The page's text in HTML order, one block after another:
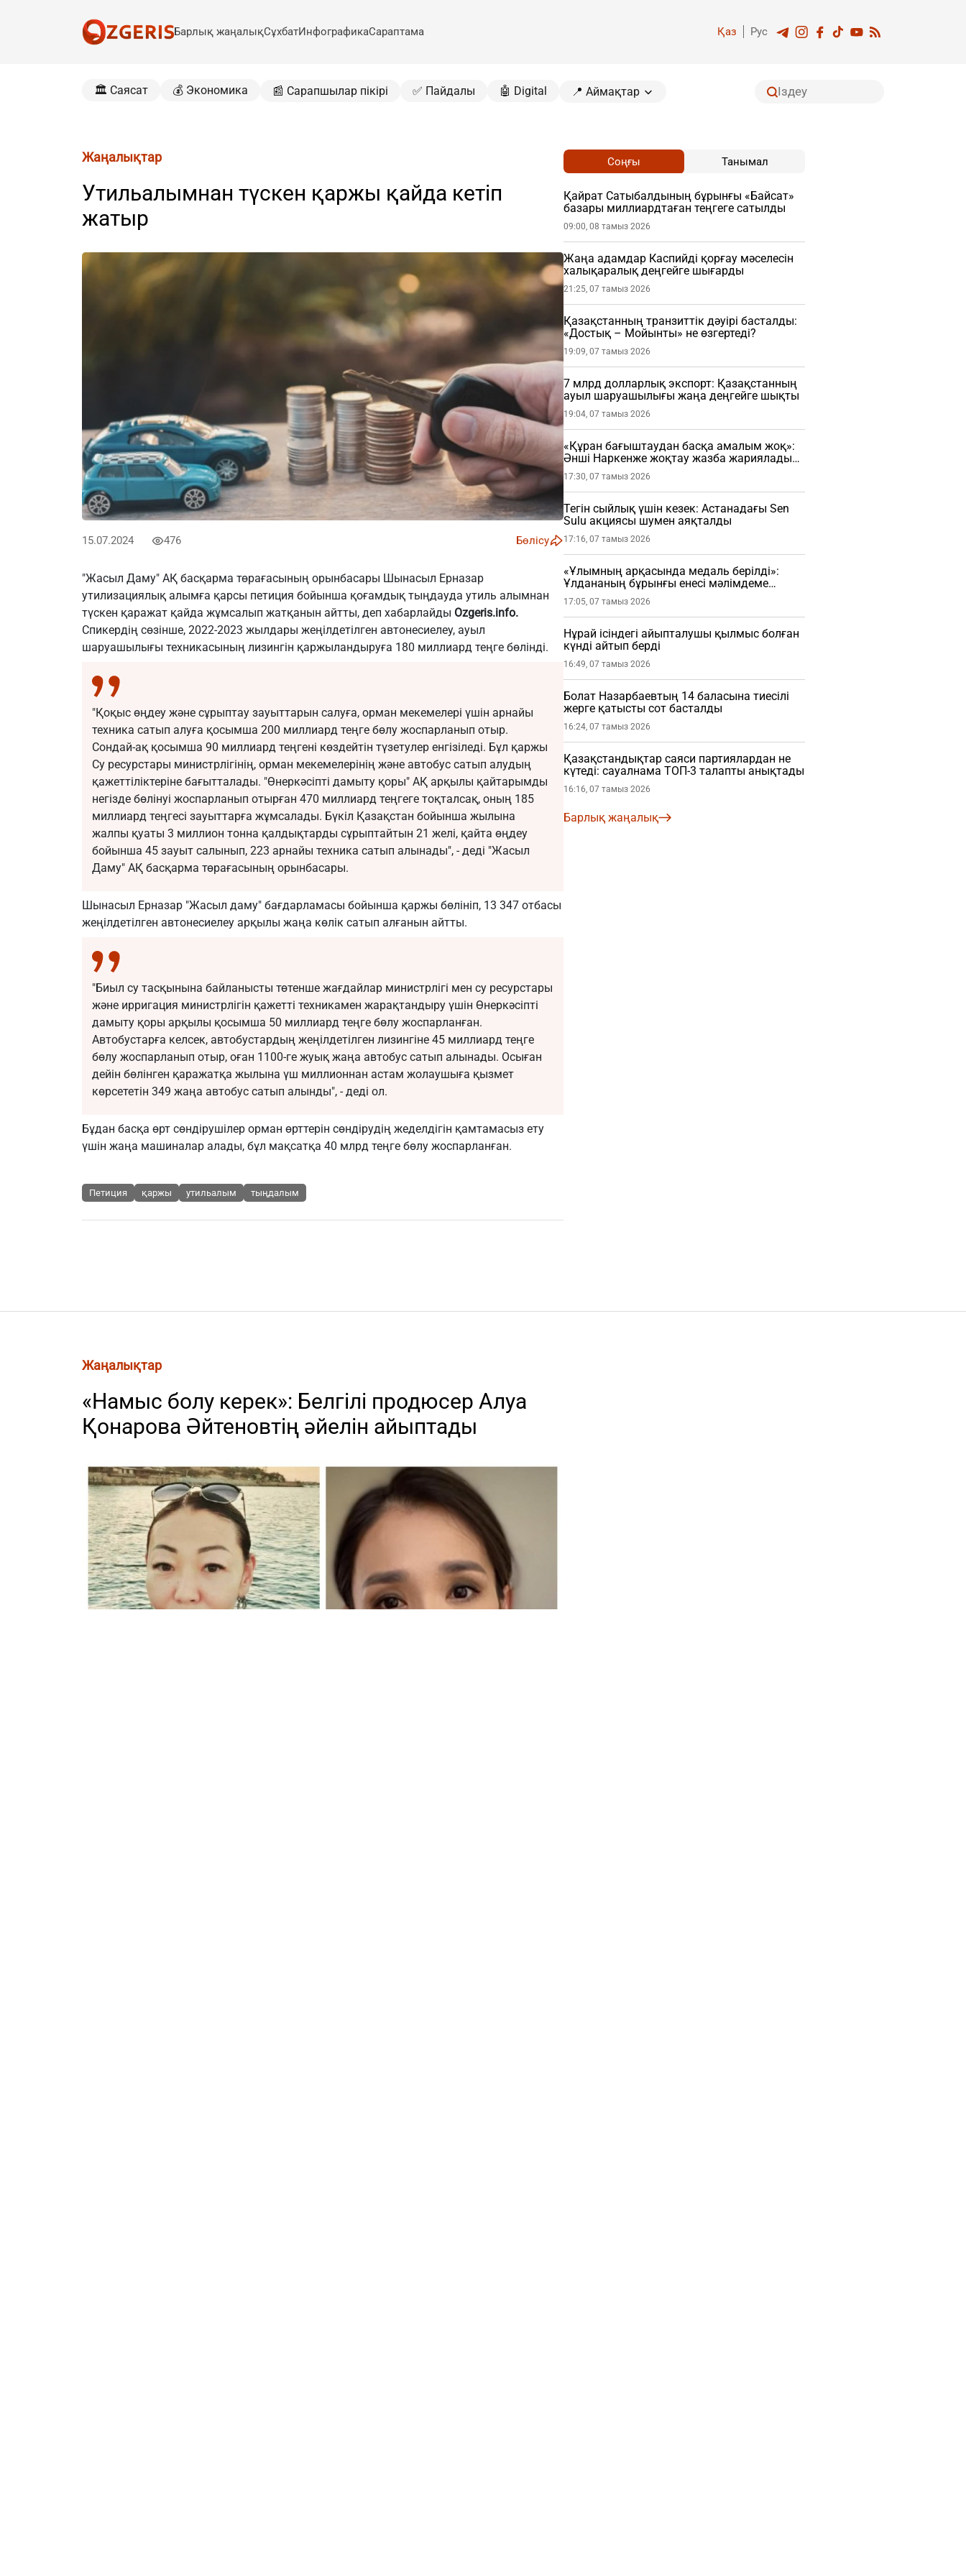
Барлық жаңалықСұхбатИнфографикаСараптама Қаз Рус
🏛️ Саясат 💰 Экономика 📰 Сарапшылар пікірі ✅ Пайдалы 🤖 Digital 📍 Аймақтар
Жаңалықтар
Утильалымнан түскен қаржы қайда кетіп
жатыр
15.07.2024 476 Бөлісу
"Жасыл Даму" АҚ басқарма төрағасының орынбасары Шынасыл Ерназар
утилизациялық алымға қарсы петиция бойынша қоғамдық тыңдауда утиль алымнан
түскен қаражат қайда жұмсалып жатқанын айтты, деп хабарлайды Ozgeris.info.
Спикердің сөзінше, 2022-2023 жылдары жеңілдетілген автонесиелеу, ауыл
шаруашылығы техникасының лизингін қаржыландыруға 180 миллиард теңге бөлінді.
"Қоқыс өңдеу және сұрыптау зауыттарын салуға, орман мекемелері үшін арнайы
техника сатып алуға қосымша 200 миллиард теңге бөлу жоспарланып отыр.
Сондай-ақ қосымша 90 миллиард теңгені көздейтін түзетулер енгізіледі. Бұл қаржы
Су ресурстары министрлігінің, орман мекемелерінің және автобус сатып алудың
қажеттіліктеріне бағытталады. "Өнеркәсіпті дамыту қоры" АҚ арқылы қайтарымды
негізде бөлінуі жоспарланып отырған 470 миллиард теңгеге тоқталсақ, оның 185
миллиард теңгесі зауыттарға жұмсалады. Бүкіл Қазақстан бойынша жылына
жалпы қуаты 3 миллион тонна қалдықтарды сұрыптайтын 21 желі, қайта өңдеу
бойынша 45 зауыт салынып, 223 арнайы техника сатып алынады", - деді "Жасыл
Даму" АҚ басқарма төрағасының орынбасары.
Шынасыл Ерназар "Жасыл даму" бағдарламасы бойынша қаржы бөлініп, 13 347 отбасы
жеңілдетілген автонесиелеу арқылы жаңа көлік сатып алғанын айтты.
"Биыл су тасқынына байланысты төтенше жағдайлар министрлігі мен су ресурстары
және ирригация министрлігін қажетті техникамен жарақтандыру үшін Өнеркәсіпті
дамыту қоры арқылы қосымша 50 миллиард теңге бөлу жоспарланған.
Автобустарға келсек, автобустардың жеңілдетілген лизингіне 45 миллиард теңге
бөлу жоспарланып отыр, оған 1100-ге жуық жаңа автобус сатып алынады. Осыған
дейін бөлінген қаражатқа жылына үш миллионнан астам жолаушыға қызмет
көрсететін 349 жаңа автобус сатып алынды", - деді ол.
Бұдан басқа өрт сөндірушілер орман өрттерін сөндірудің жеделдігін қамтамасыз ету
үшін жаңа машиналар алады, бұл мақсатқа 40 млрд теңге бөлу жоспарланған.
Петиция қаржы утильалым тыңдалым
Соңғы Танымал
Қайрат Сатыбалдының бұрынғы «Байсат»
базары миллиардтаған теңгеге сатылды
09:00, 08 тамыз 2026
Жаңа адамдар Каспийді қорғау мәселесін
халықаралық деңгейге шығарды
21:25, 07 тамыз 2026
Қазақстанның транзиттік дәуірі басталды:
«Достық – Мойынты» не өзгертеді?
19:09, 07 тамыз 2026
7 млрд долларлық экспорт: Қазақстанның
ауыл шаруашылығы жаңа деңгейге шықты
19:04, 07 тамыз 2026
«Құран бағыштаудан басқа амалым жоқ»:
Әнші Наркенже жоқтау жазба жариялады
(ФОТО)
17:30, 07 тамыз 2026
Тегін сыйлық үшін кезек: Астанадағы Sen
Sulu акциясы шумен аяқталды
17:16, 07 тамыз 2026
«Ұлымның арқасында медаль берілді»:
Ұлдананың бұрынғы енесі мәлімдеме
жасады (ВИДЕО)
17:05, 07 тамыз 2026
Нұрай ісіндегі айыпталушы қылмыс болған
күнді айтып берді
16:49, 07 тамыз 2026
Болат Назарбаевтың 14 баласына тиесілі
жерге қатысты сот басталды
16:24, 07 тамыз 2026
Қазақстандықтар саяси партиялардан не
күтеді: сауалнама ТОП-3 талапты анықтады
16:16, 07 тамыз 2026
Барлық жаңалық
Жаңалықтар
«Намыс болу керек»: Белгілі продюсер Алуа
Қонарова Әйтеновтің әйелін айыптады